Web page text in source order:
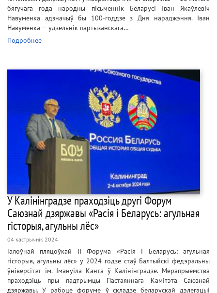
бягучага года народны пісьменнік Беларусі Іван Якаўлевіч
Навуменка адзначыў бы 100-годдзе з Дня нараджэння. Іван
Навуменка — удзельнік партызанскага…
Подробнее
У Калінінградзе праходзіць другі Форум
Саюзнай дзяржавы «Расія і Беларусь: агульная
гісторыя, агульны лёс»
04 кастрычнік 2024
Галоўнай пляцоўкай ІІ Форума «Расія і Беларусь: агульная
гісторыя, агульны лёс» у 2024 годзе стаў Балтыйскі федэральны
ўніверсітэт ім. Імануіла Канта ў Калінінградзе. Мерапрыемства
праходзіць пры падтрымцы Пастаяннага Камітэта Саюзнай
дзяржавы. У рабоце форуме ў складзе беларускай дэлегацыі